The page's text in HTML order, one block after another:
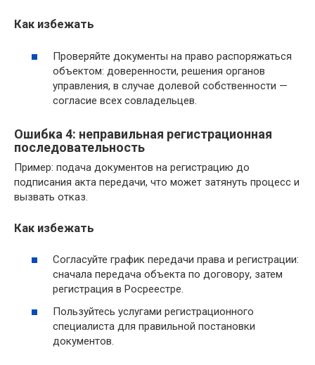
Как избежать
Проверяйте документы на право распоряжаться
объектом: доверенности, решения органов
управления, в случае долевой собственности —
согласие всех совладельцев.
Ошибка 4: неправильная регистрационная
последовательность
Пример: подача документов на регистрацию до
подписания акта передачи, что может затянуть процесс и
вызвать отказ.
Как избежать
Согласуйте график передачи права и регистрации:
сначала передача объекта по договору, затем
регистрация в Росреестре.
Пользуйтесь услугами регистрационного
специалиста для правильной постановки
документов.